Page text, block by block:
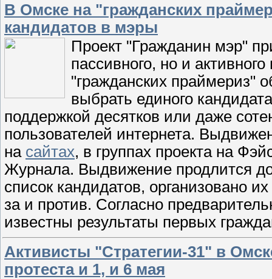
В Омске на "гражданских
кандидатов в мэры
Проект "Гражданин мэр"
пассивного, но и
"гражданских праймериз"
выбрать единого
поддержкой десятков или даже
пользователей интернета.
на сайтах, в группах проекта на
Журнала. Выдвижение продлится
список кандидатов, организовано
за и против. Согласно
известны результаты первых
Активисты "Стратегии-31" в
протеста и 1, и 6 мая